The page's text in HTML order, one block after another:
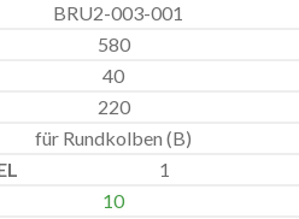
BRU2-003-001
580
40
220
für Rundkolben (B)
1
10